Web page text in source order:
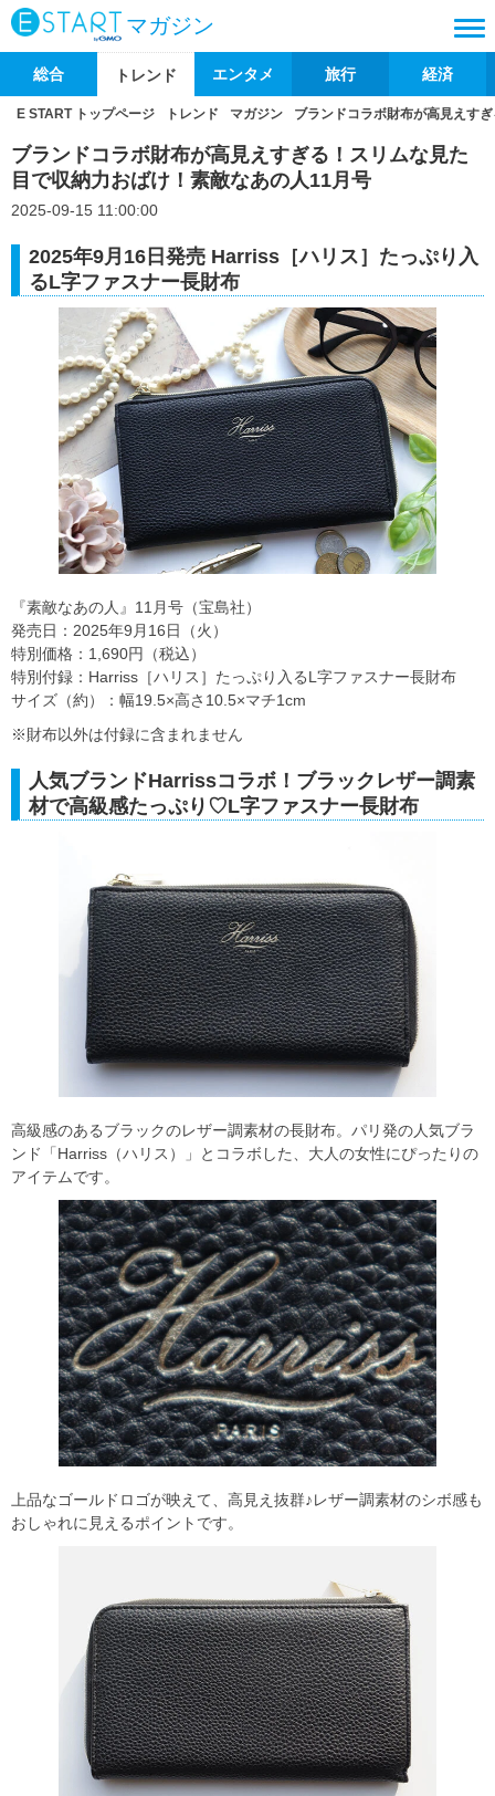
マガジン
総合 トレンド エンタメ 旅行 経済
E START トップページ トレンド マガジン ブランドコラボ財布が高見えす
ブランドコラボ財布が高見えすぎる！スリムな見た
目で収納力おばけ！素敵なあの人11月号
2025-09-15 11:00:00
2025年9月16日発売 Harriss［ハリス］たっぷり入
るL字ファスナー長財布
『素敵なあの人』11月号（宝島社）
発売日：2025年9月16日（火）
特別価格：1,690円（税込）
特別付録：Harriss［ハリス］たっぷり入るL字ファスナー長財布
サイズ（約）：幅19.5×高さ10.5×マチ1cm
※財布以外は付録に含まれません
人気ブランドHarrissコラボ！ブラックレザー調素
材で高級感たっぷり♡L字ファスナー長財布
高級感のあるブラックのレザー調素材の長財布。パリ発の人気ブラ
ンド「Harriss（ハリス）」とコラボした、大人の女性にぴったりの
アイテムです。
上品なゴールドロゴが映えて、高見え抜群♪レザー調素材のシボ感も
おしゃれに見えるポイントです。